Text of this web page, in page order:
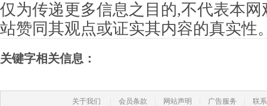
仅为传递更多信息之目的,不代表本
站赞同其观点或证实其内容的真实性
关键字相关信息：
关于我们 会员条款 网站声明 广告服务 联